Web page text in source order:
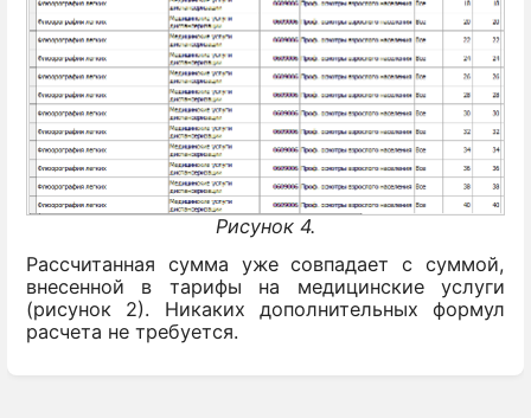
Рисунок 4.
Рассчитанная сумма уже совпадает с суммой,
внесенной в тарифы на медицинские услуги
(рисунок 2). Никаких дополнительных формул
расчета не требуется.